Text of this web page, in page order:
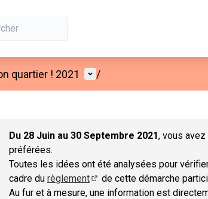
quartier ! 2021 Menu utilisateur
/
la carte
Du 28 Juin au 30 Septembre 2021, vous
préférées.
Toutes les idées ont été analysées pour
cadre du règlement
(S'ouvre dans un nouvel
de cette démarche
Au fur et à mesure, une information est